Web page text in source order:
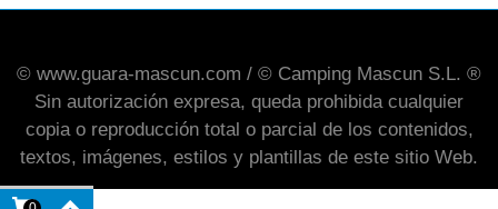
© www.guara-mascun.com / © Camping Mascun S.L. ®
Sin autorización expresa, queda prohibida cualquier
copia o reproducción total o parcial de los contenidos,
textos, imágenes, estilos y plantillas de este sitio Web.